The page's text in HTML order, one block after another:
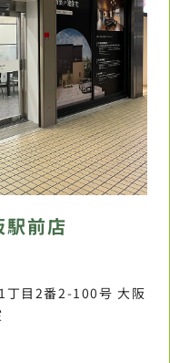
駅前店
丁目2番2-100号 大阪